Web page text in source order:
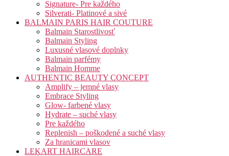
Signature- Pre každého
Silverati- Platinové a sivé
BALMAIN PARIS HAIR COUTURE
Balmain Starostlivosť
Balmain Styling
Luxusné vlasové doplnky
Balmain parfémy
Balmain Homme
AUTHENTIC BEAUTY CONCEPT
Amplify – jemné vlasy
Embrace Styling
Glow- farbené vlasy
Hydrate – suché vlasy
Pre každého
Replenish – poškodené a suché vlasy
Za hranicami vlasov
LEKART HAIRCARE